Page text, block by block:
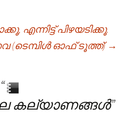
എന്നിട്ട് പിഴയടിക്കൂ.
(ടെമ്പിൾ ഓഫ് ടൂത്ത്) →
കല്യാണങ്ങൾ”